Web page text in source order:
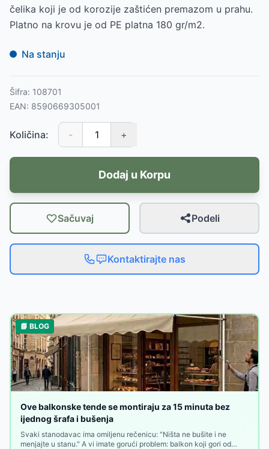
čelika koji je od korozije zaštićen premazom u prahu.
Platno na krovu je od PE platna 180 gr/m2.
Na stanju
Šifra: 108701
EAN: 8590669305001
Količina: - +
Dodaj u Korpu
Sačuvaj Podeli
Kontaktirajte nas
📘 BLOG
Ove balkonske tende se montiraju za 15 minuta bez
ijednog šrafa i bušenja
Svaki stanodavac ima omiljenu rečenicu: "Ništa ne bušite i ne
menjajte u stanu." A vi imate gorući problem: balkon koji gori od